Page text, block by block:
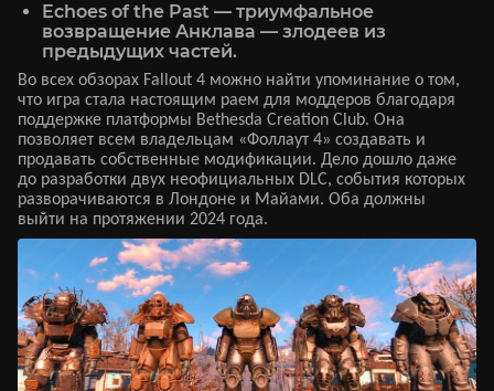
Echoes of the Past — триумфальное
возвращение Анклава — злодеев из
предыдущих частей.
Во всех обзорах Fallout 4 можно найти упоминание о том,
что игра стала настоящим раем для моддеров благодаря
поддержке платформы Bethesda Creation Club. Она
позволяет всем владельцам «Фоллаут 4» создавать и
продавать собственные модификации. Дело дошло даже
до разработки двух неофициальных DLC, события которых
разворачиваются в Лондоне и Майами. Оба должны
выйти на протяжении 2024 года.